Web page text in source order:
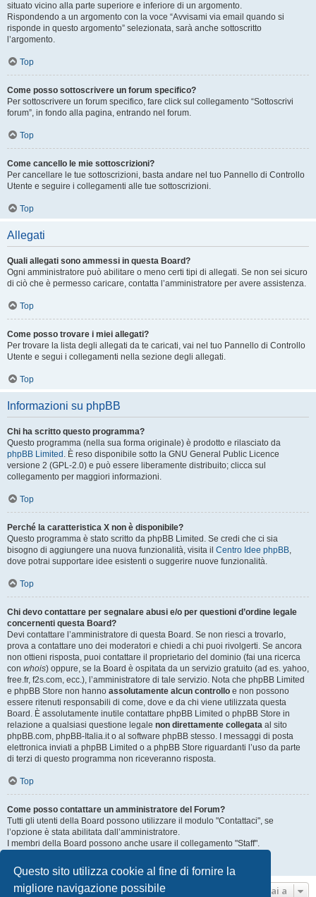
Questo sito utilizza cookie al fine di fornire la
migliore navigazione possibile
situato vicino alla parte superiore e inferiore di un argomento.
Rispondendo a un argomento con la voce “Avvisami via email quando si
risponde in questo argomento” selezionata, sarà anche sottoscritto
l’argomento.
Top
Come posso sottoscrivere un forum specifico?
Per sottoscrivere un forum specifico, fare click sul collegamento “Sottoscrivi
forum”, in fondo alla pagina, entrando nel forum.
Top
Come cancello le mie sottoscrizioni?
Per cancellare le tue sottoscrizioni, basta andare nel tuo Pannello di Controllo
Utente e seguire i collegamenti alle tue sottoscrizioni.
Top
Allegati
Quali allegati sono ammessi in questa Board?
Ogni amministratore può abilitare o meno certi tipi di allegati. Se non sei sicuro
di ciò che è permesso caricare, contatta l’amministratore per avere assistenza.
Top
Come posso trovare i miei allegati?
Per trovare la lista degli allegati da te caricati, vai nel tuo Pannello di Controllo
Utente e segui i collegamenti nella sezione degli allegati.
Top
Informazioni su phpBB
Chi ha scritto questo programma?
Questo programma (nella sua forma originale) è prodotto e rilasciato da
phpBB Limited . È reso disponibile sotto la GNU General Public Licence
versione 2 (GPL-2.0) e può essere liberamente distribuito; clicca sul
collegamento per maggiori informazioni.
Top
Perché la caratteristica X non è disponibile?
Questo programma è stato scritto da phpBB Limited. Se credi che ci sia
bisogno di aggiungere una nuova funzionalità, visita il Centro Idee phpBB,
dove potrai supportare idee esistenti o suggerire nuove funzionalità.
Top
Chi devo contattare per segnalare abusi e/o per questioni d’ordine legale
concernenti questa Board?
Devi contattare l’amministratore di questa Board. Se non riesci a trovarlo,
prova a contattare uno dei moderatori e chiedi a chi puoi rivolgerti. Se ancora
non ottieni risposta, puoi contattare il proprietario del dominio (fai una ricerca
con whois) oppure, se la Board è ospitata da un servizio gratuito (ad es. yahoo,
free.fr, f2s.com, ecc.), l’amministratore di tale servizio. Nota che phpBB Limited
e phpBB Store non hanno assolutamente alcun controllo e non possono
essere ritenuti responsabili di come, dove e da chi viene utilizzata questa
Board. È assolutamente inutile contattare phpBB Limited o phpBB Store in
relazione a qualsiasi questione legale non direttamente collegata al sito
phpBB.com, phpBB-Italia.it o al software phpBB stesso. I messaggi di posta
elettronica inviati a phpBB Limited o a phpBB Store riguardanti l’uso da parte
di terzi di questo programma non riceveranno risposta.
Top
Come posso contattare un amministratore del Forum?
Tutti gli utenti della Board possono utilizzare il modulo "Contattaci", se
l’opzione è stata abilitata dall’amministratore.
I membri della Board possono anche usare il collegamento "Staff".
Top
Vai a